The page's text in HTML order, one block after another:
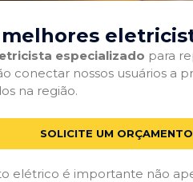
melhores
especializado para
conectar nossos usuários a
na região.
SOLICITE UM
elétrico é importante não